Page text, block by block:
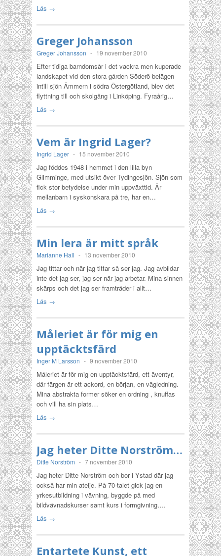
Läs →
Greger Johansson
Greger Johansson - 19 november 2010
Efter tidiga barndomsår i det vackra men kuperade
landskapet vid den stora gården Söderö belägen
intill sjön Ämmern i södra Östergötland, blev det
flyttning till och skolgång i Linköping. Fyraårig…
Läs →
Vem är Ingrid Lager?
Ingrid Lager - 15 november 2010
Jag föddes 1948 i hemmet i den lilla byn
Glimminge, med utsikt över Tydingesjön. Sjön som
fick stor betydelse under min uppväxttid. Är
mellanbarn i syskonskara på tre, har en…
Läs →
Min lera är mitt språk
Marianne Hall - 13 november 2010
Jag tittar och när jag tittar så ser jag. Jag avbildar
inte det jag ser, jag ser när jag arbetar. Mina sinnen
skärps och det jag ser framträder i allt…
Läs →
Måleriet är för mig en
upptäcktsfärd
Inger M Larsson - 9 november 2010
Måleriet är för mig en upptäcktsfärd, ett äventyr,
där färgen är ett ackord, en början, en vägledning.
Mina abstrakta former söker en ordning , knuffas
och vill ha sin plats…
Läs →
Jag heter Ditte Norström…
Ditte Norström - 7 november 2010
Jag heter Ditte Norström och bor i Ystad där jag
också har min atelje. På 70-talet gick jag en
yrkesutbildning i vävning, byggde på med
bildvävnadskurser samt kurs i formgivning….
Läs →
Entartete Kunst, ett